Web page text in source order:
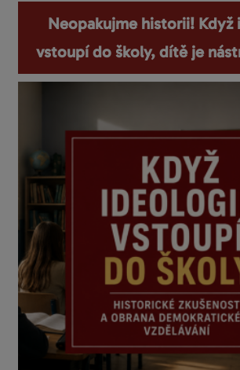
Neopakujme historii! Když
vstoupí do školy, dítě je